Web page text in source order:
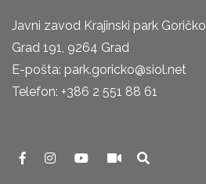
Javni zavod Krajinski park Goričko
Grad 191, 9264 Grad
E-pošta: park.goricko@siol.net
Telefon: +386 2 551 88 61